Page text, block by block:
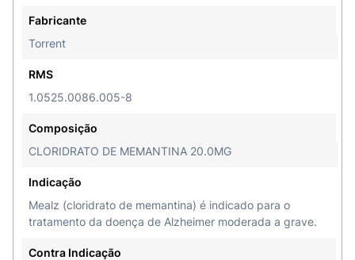
Fabricante
Torrent
RMS
1.0525.0086.005-8
Composição
CLORIDRATO DE MEMANTINA 20.0MG
Indicação
Mealz (cloridrato de memantina) é indicado para o
tratamento da doença de Alzheimer moderada a grave.
Contra Indicação